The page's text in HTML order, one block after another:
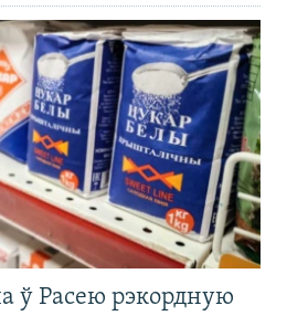
ў Расею рэкордную